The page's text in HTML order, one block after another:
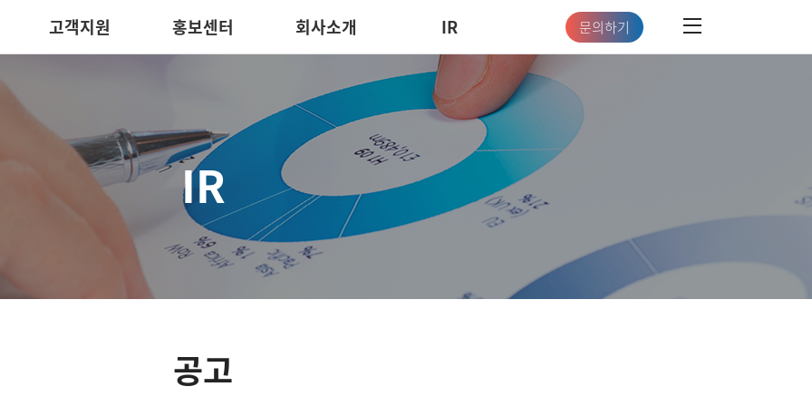
고객지원 홍보센터 회사소개 IR 문의하기
IR
공고